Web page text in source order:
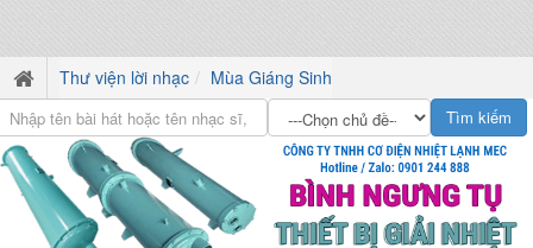
Thư viện lời nhạc Mùa Giáng Sinh